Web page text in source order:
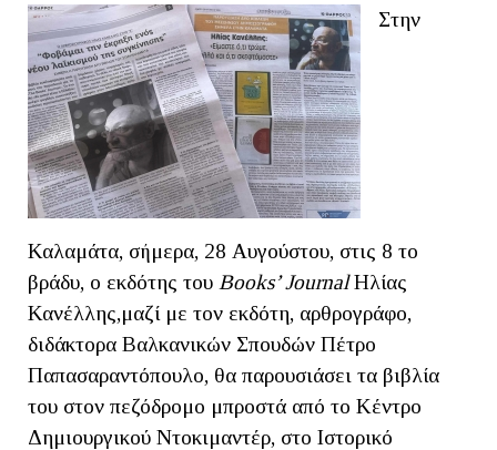
Στην
Καλαμάτα, σήμερα, 28 Αυγούστου, στις 8 το
βράδυ, ο εκδότης του Books’JournalΗλίας
Κανέλλης,μαζί με τον εκδότη, αρθρογράφο,
διδάκτορα Βαλκανικών Σπουδών Πέτρο
Παπασαραντόπουλο, θα παρουσιάσει τα βιβλία
του στον πεζόδρομο μπροστά από το Κέντρο
Δημιουργικού Ντοκιμαντέρ, στο Ιστορικό